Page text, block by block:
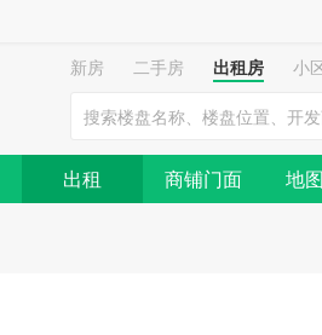
新房 二手房 出租房
小
出租 商铺门面 地